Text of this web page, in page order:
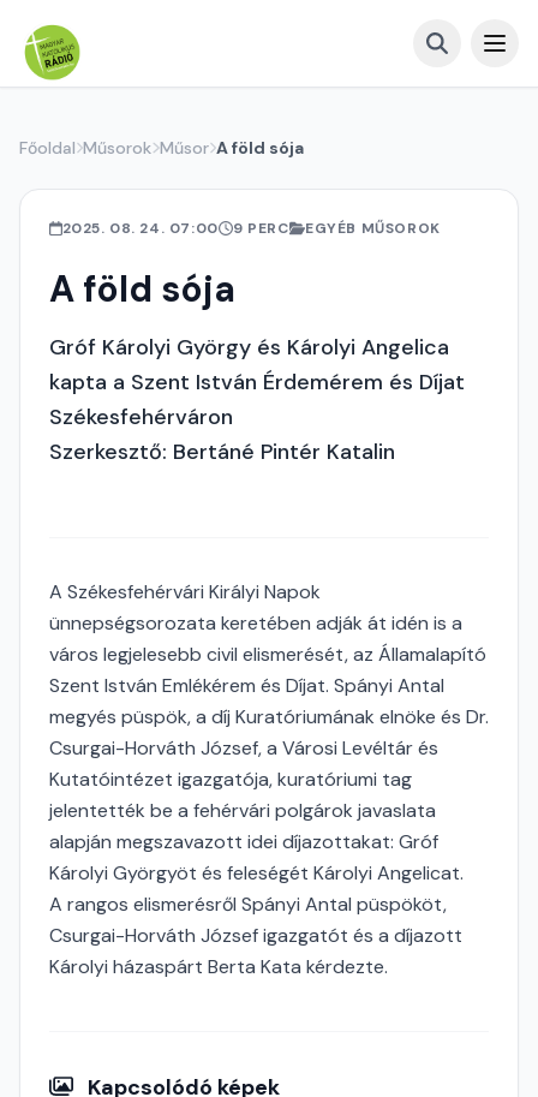
Főoldal Műsorok Műsor A föld sója
2025. 08. 24. 07:00 9 PERC EGYÉB MŰSOROK
A föld sója
Gróf Károlyi György és Károlyi Angelica
kapta a Szent István Érdemérem és Díjat
Székesfehérváron
Szerkesztő: Bertáné Pintér Katalin
A Székesfehérvári Királyi Napok
ünnepségsorozata keretében adják át idén is a
város legjelesebb civil elismerését, az Államalapító
Szent István Emlékérem és Díjat. Spányi Antal
megyés püspök, a díj Kuratóriumának elnöke és Dr.
Csurgai-Horváth József, a Városi Levéltár és
Kutatóintézet igazgatója, kuratóriumi tag
jelentették be a fehérvári polgárok javaslata
alapján megszavazott idei díjazottakat: Gróf
Károlyi Györgyöt és feleségét Károlyi Angelicat.
A rangos elismerésről Spányi Antal püspököt,
Csurgai-Horváth József igazgatót és a díjazott
Károlyi házaspárt Berta Kata kérdezte.
Kapcsolódó képek